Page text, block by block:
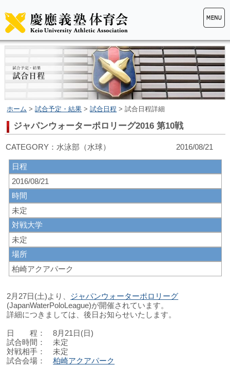
ホーム >試合予定・結果 >試合日程 > 試合日程詳細
ジャパンウォーターポロリーグ2016 第10戦
CATEGORY：水泳部（水球） 2016/08/21
日程
2016/08/21
時間
未定
対戦大学
未定
場所
柏崎アクアパーク
2月27日(土)より、 ジャパンウォーターポロリーグ
(JapanWaterPoloLeague)が開催されています。
詳細につきましては、後日お知らせいたします。
日 程： 8月21日(日)
試合時間： 未定
対戦相手： 未定
試合会場：柏崎アクアパーク